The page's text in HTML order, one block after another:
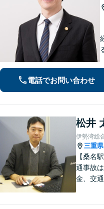
電話でお問い合わせ
松井
伊勢湾総
三重県
【桑名
通事故
金、交